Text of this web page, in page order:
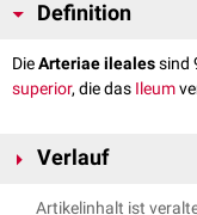
Definition
DieArteriae ilealessind
superior, die das Ileum
Verlauf
Die Arteriae ileales
Artikelinhalt ist